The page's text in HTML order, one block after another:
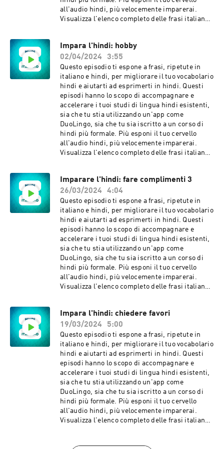
trovarti? Hai dei nipoti? Quanto spesso vedi la
tua famiglia? Quando è stata l'ultima volta che
del vivere qui?
all'audio hindi, più velocemente imparerai.
Visualizza l'elenco completo delle frasi italiane e
languagelearningaccelerator@gmail.com Frasi
in questo episodio: Ascoltami. Parla con me.
Silenzio. Parla. Abbassa il volume. Spegni il
telefono. Lasciami in pace. Venga con me.
Andare via. Mettilo giù. Dammi le chiavi.
Passami quel cacciavite. Portami i miei
occhiali. Apri la porta. Porta con te il tuo
cappello. Mettilo sul tavolo. Gira a sinistra qui.
Prendi la prossima a destra. Fermati davanti
alla casa blu. Esci dalla macchina. Buona
giornata!
Impara l'hindi: hobby
02/04/2024
3:55
Questo episodio ti espone a frasi, ripetute in
italiano e hindi, per migliorare il tuo vocabolario
hindi e aiutarti ad esprimerti in hindi. Questi
episodi hanno lo scopo di accompagnare e
accelerare i tuoi studi di lingua hindi esistenti,
sia che tu stia utilizzando un'app come
DuoLingo, sia che tu sia iscritto a un corso di
hindi più formale. Più esponi il tuo cervello
all'audio hindi, più velocemente imparerai.
Visualizza l'elenco completo delle frasi italiane e
languagelearningaccelerator@gmail.com Frasi
in questo episodio: Hai qualche hobby? Mi piace
il giardinaggio. Cosa fai quando non lavori?
Adoro stare nella natura. Ti piace fare
escursioni o lunghe passeggiate? Cosa ti piace
fare nel tempo libero? Ti piacciono i puzzle?
Quali sono le tue attività all'aria aperta
preferite? Mi piacerebbe dedicarmi a uno sport,
come il calcio. Ad alcune persone piace far
parte di un club del libro. Ti piace leggere
narrativa? Niente mi aiuta a rilassarmi come
una serata tranquilla con un buon libro. Molte
gioielli e un altro che produce birra. Ci vuole
molto tempo per diventare esperti in queste
abilità! Se avessi tempo e denaro, cosa
sceglieresti di fare? Se avessi molto tempo e
denaro, preparerei pane e dolci per i miei amici.
Un giorno forse la tecnologia sarà così avanzata
che potremo dedicarci ai nostri hobby in
continuazione!
Imparare l'hindi: fare complimenti 3
26/03/2024
4:04
Questo episodio ti espone a frasi, ripetute in
italiano e hindi, per migliorare il tuo vocabolario
hindi e aiutarti ad esprimerti in hindi. Questi
episodi hanno lo scopo di accompagnare e
accelerare i tuoi studi di lingua hindi esistenti,
sia che tu stia utilizzando un'app come
DuoLingo, sia che tu sia iscritto a un corso di
hindi più formale. Più esponi il tuo cervello
all'audio hindi, più velocemente imparerai.
Visualizza l'elenco completo delle frasi italiane e
languagelearningaccelerator@gmail.com Frasi
in questo episodio: Sono così felice di averti
incontrato! Sei bello! Sei così bello. Ti trovo così
attraente. Adoro il tuo senso dell'umorismo. Sei
davvero la persona più divertente che conosca.
Sei così intelligente. Sei un genio! Sei una
madre e un'amica meravigliosa. Tua figlia è
fortunata ad avere un padre così eccezionale.
Stai benissimo oggi! Quel vestito ti sta così
bene! Non potrei mai farcela. Quegli orecchini
fanno davvero risaltare i tuoi occhi. Hai un
sorriso così bello! Quel colore ti sta benissimo.
Impara l'hindi: chiedere favori
19/03/2024
5:00
Questo episodio ti espone a frasi, ripetute in
italiano e hindi, per migliorare il tuo vocabolario
hindi e aiutarti ad esprimerti in hindi. Questi
episodi hanno lo scopo di accompagnare e
accelerare i tuoi studi di lingua hindi esistenti,
sia che tu stia utilizzando un'app come
DuoLingo, sia che tu sia iscritto a un corso di
hindi più formale. Più esponi il tuo cervello
all'audio hindi, più velocemente imparerai.
Visualizza l'elenco completo delle frasi italiane e